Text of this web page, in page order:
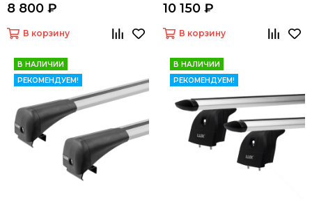
8 800 ₽
В корзину
10 150 ₽
В корзину
В НАЛИЧИИ
РЕКОМЕНДУЕМ!
В НАЛИЧИИ
РЕКОМЕНДУЕМ!